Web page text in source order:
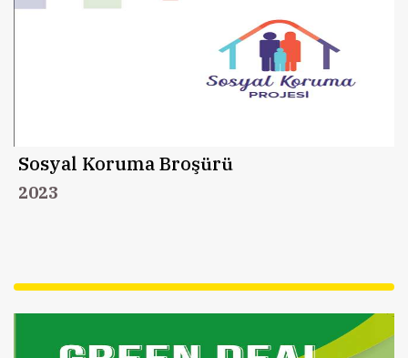
Sosyal Koruma Broşürü
2023